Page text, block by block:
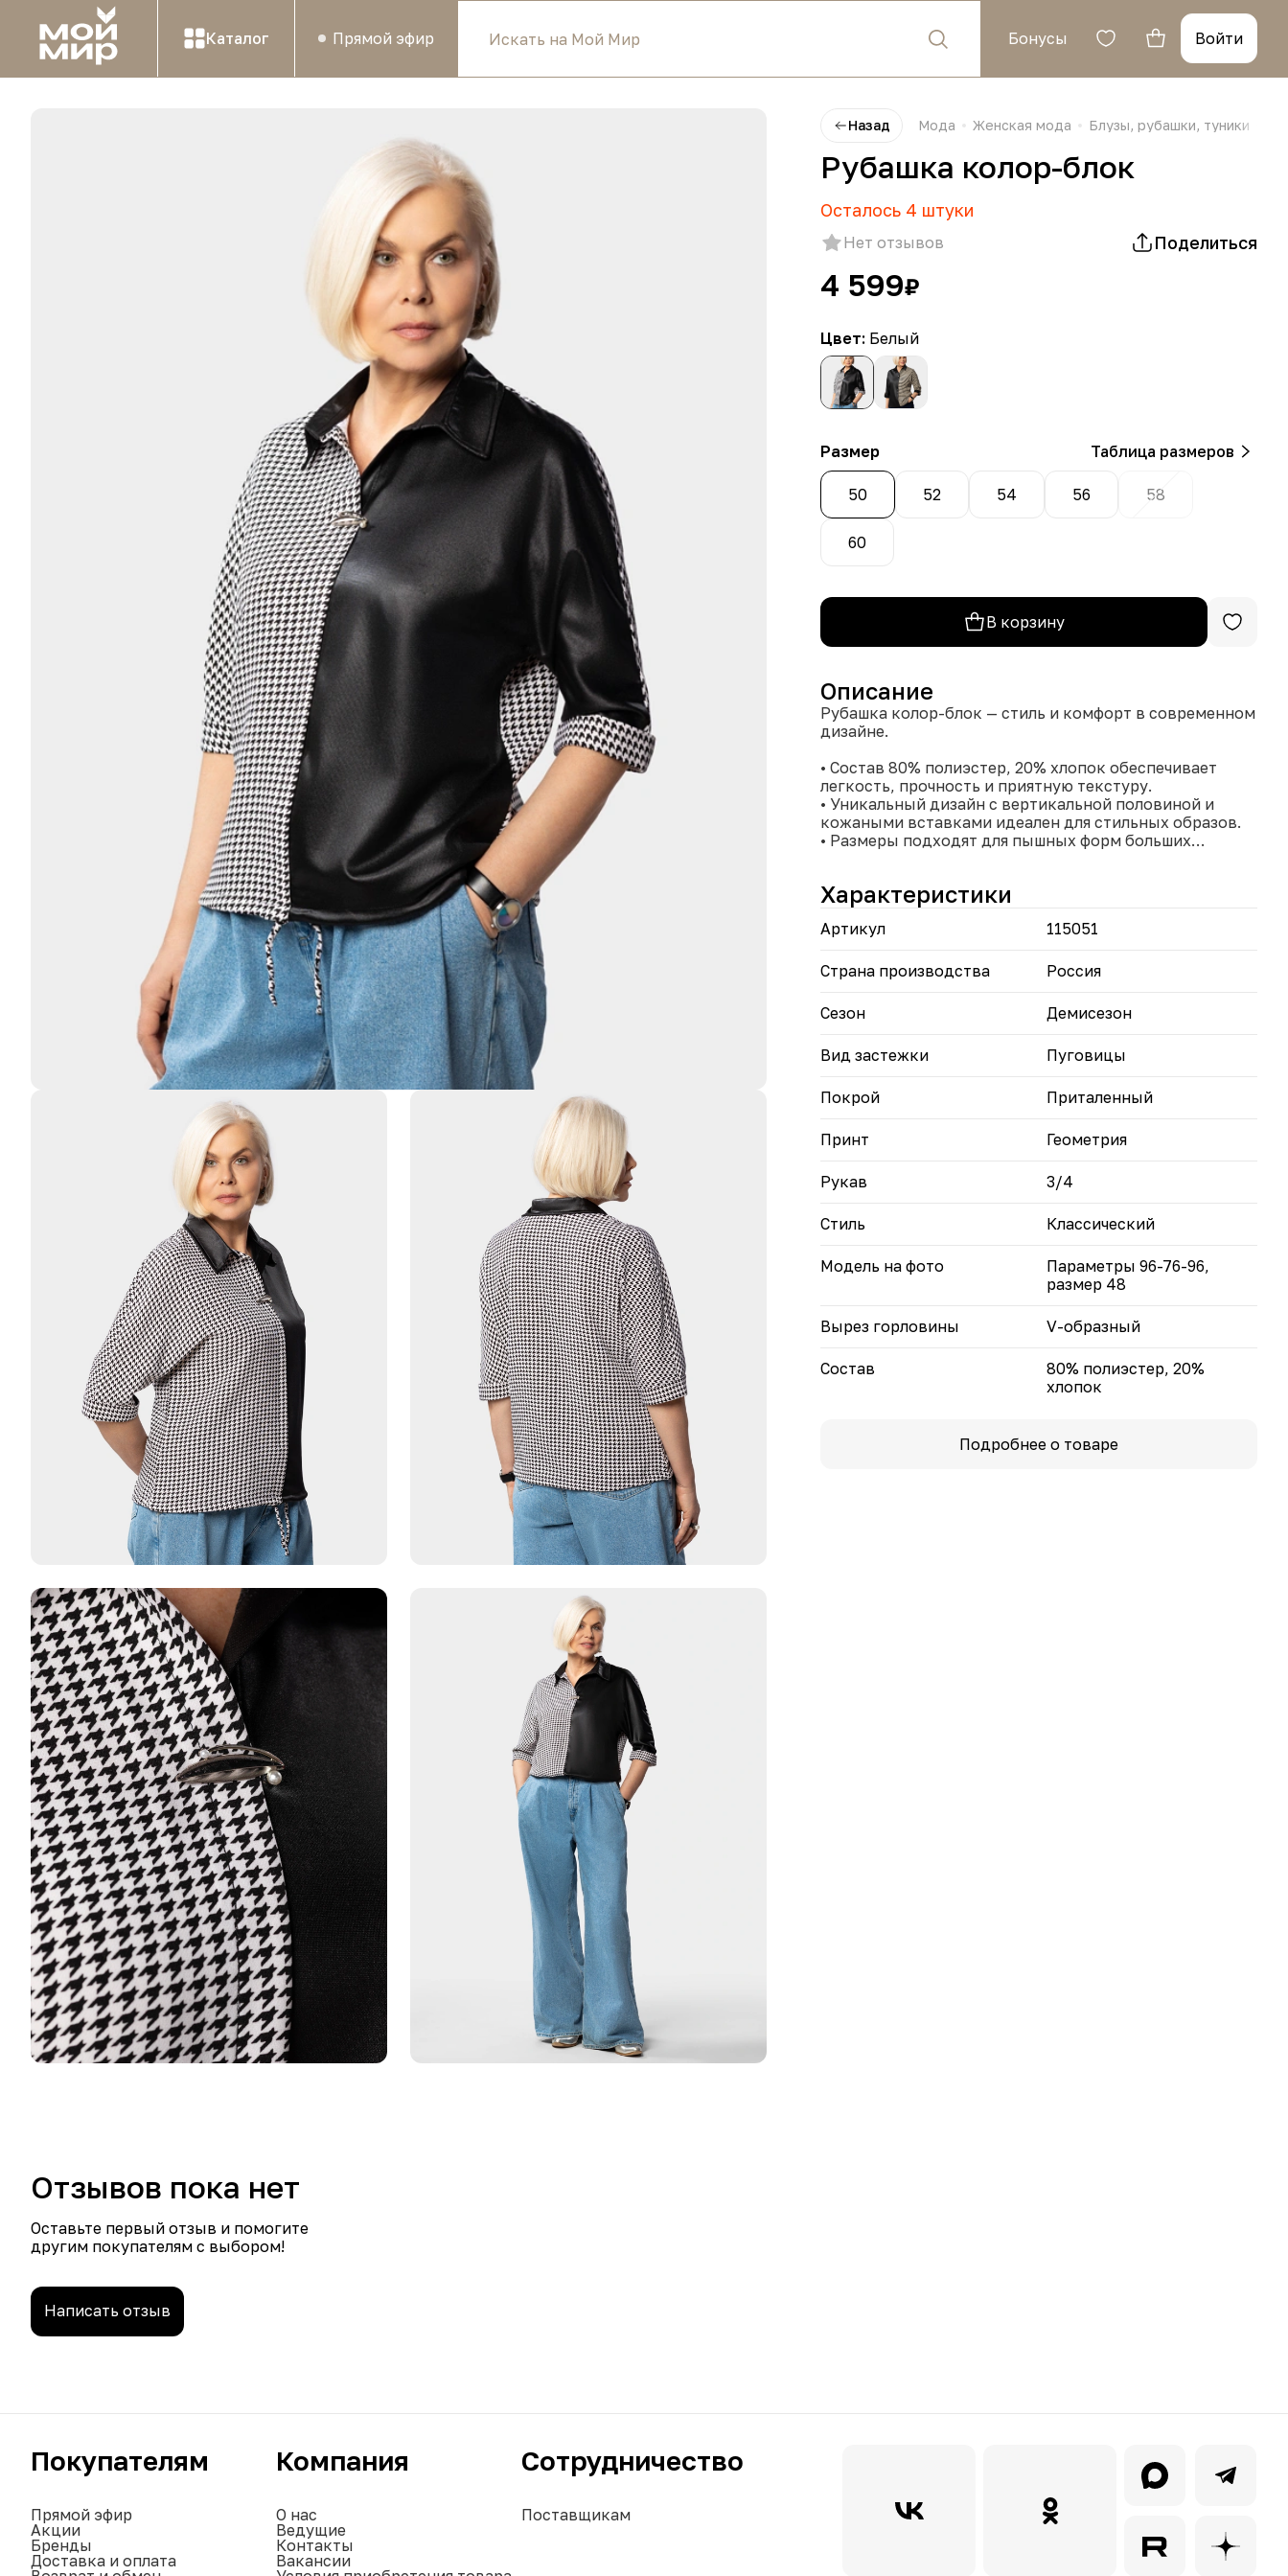
Каталог Прямой эфир Бонусы Войти
Назад Мода Женская мода Блузы, рубашки, туники
Рубашка колор-блок
Осталось 4 штуки
Нет отзывов Поделиться
4 599₽
Цвет: Белый
Размер Таблица размеров
50 52 54 56 58
60
В корзину
Описание
Рубашка колор-блок — стиль и комфорт в современном
дизайне.
• Состав 80% полиэстер, 20% хлопок обеспечивает
легкость, прочность и приятную текстуру.
• Уникальный дизайн с вертикальной половиной и
кожаными вставками идеален для стильных образов.
• Размеры подходят для пышных форм больших
белый, бежевый.
Отличный выбор для женщин, ценящих оригинальность
Характеристики
Артикул 115051
Страна производства Россия
Сезон Демисезон
Вид застежки Пуговицы
Покрой Приталенный
Принт Геометрия
Рукав 3/4
Стиль Классический
Модель на фото
Параметры 96-76-96,
размер 48
Вырез горловины V-образный
Состав
80% полиэстер, 20%
хлопок
Подробнее о товаре
Отзывов пока нет
Оставьте первый отзыв и помогите
другим покупателям с выбором!
Написать отзыв
Покупателям
Прямой эфир
Акции
Бренды
Доставка и оплата
Компания
О нас
Ведущие
Контакты
Вакансии
Сотрудничество
Поставщикам